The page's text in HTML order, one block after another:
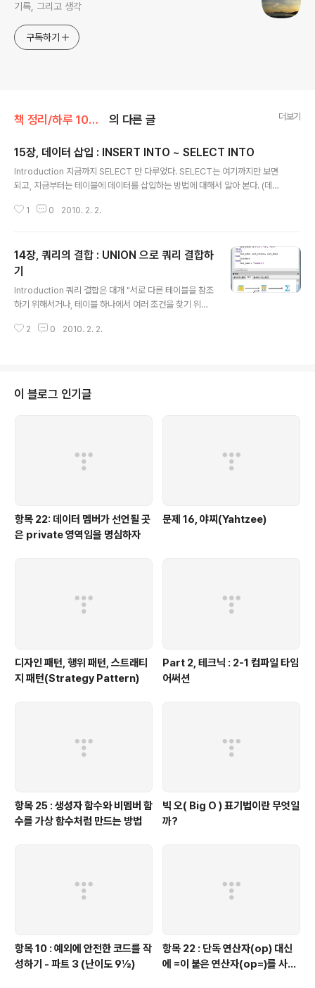
기록, 그리고 생각
구독하기
책 정리/하루 10분씩 핵심만 골라 마스터하는 SQL 의 다른 글 더보기
15장, 데이터 삽입 : INSERT INTO ~ SELECT INTO
Introduction 지금까지 SELECT 만 다루었다. SELECT는 여기까지만 보면
되고, 지금부터는 테이블에 데이터를 삽입하는 방법에 대해서 알아 본다. (데이
Content 1. 어떻게 데이터를 테이블에 삽입 하는가? SQL 절 중 INSERT 절을
나열된 열 순으로 삽입하는 방법과 열 이름을 지정하여 삽입하는 방법이 있다. -
테이블에 나열된 열 순으로 삽입하는 방법 INSERT INTO Customers VAL
UES ( '1000000006', 'T..
1 0 2010. 2. 2.
14장, 쿼리의 결합 : UNION 으로 쿼리 결합하
기
Introduction 쿼리 결합은 대개 "서로 다른 테이블을 참조
하기 위해서거나, 테이블 하나에서 여러 조건을 찾기 위해
룬다. Content 1. 무엇을 쿼리 결합 이라 하는가? 쿼리가
가 된 형태를 뜻한다. 2. 왜 쿼리 결합을 이용하는가? 쿼리
결합은 다른 테이블 참조나 테이블 하나에 여러 조건을 확
2 0 2010. 2. 2.
이 블로그 인기글
항목 22: 데이터 멤버가 선언될 곳
은 private 영역임을 명심하자
문제 16, 야찌(Yahtzee)
디자인 패턴, 행위 패턴, 스트래티
지 패턴(Strategy Pattern)
Part 2, 테크닉 : 2-1 컴파일 타임
어써션
항목 25 : 생성자 함수와 비멤버 함
수를 가상 함수처럼 만드는 방법
빅 오( Big O ) 표기법이란 무엇일
까?
항목 10 : 예외에 안전한 코드를 작
성하기 - 파트 3 (난이도 9½)
항목 22 : 단독 연산자(op) 대신
에 =이 붙은 연산자(op=)를 사용